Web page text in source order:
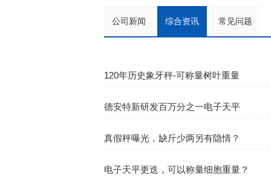
公司新闻 综合资讯 常见问题
120年历史象牙秤-可称量树叶重量
德安特新研发百万分之一电子天平
真假秤曝光，缺斤少两另有隐情？
电子天平更迭，可以称量细胞重量？